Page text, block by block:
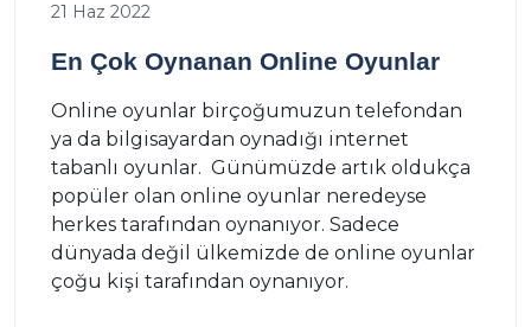
21 Haz 2022
En Çok Oynanan Online Oyunlar
Online oyunlar birçoğumuzun telefondan
ya da bilgisayardan oynadığı internet
tabanlı oyunlar. Günümüzde artık oldukça
popüler olan online oyunlar neredeyse
herkes tarafından oynanıyor. Sadece
dünyada değil ülkemizde de online oyunlar
çoğu kişi tarafından oynanıyor.